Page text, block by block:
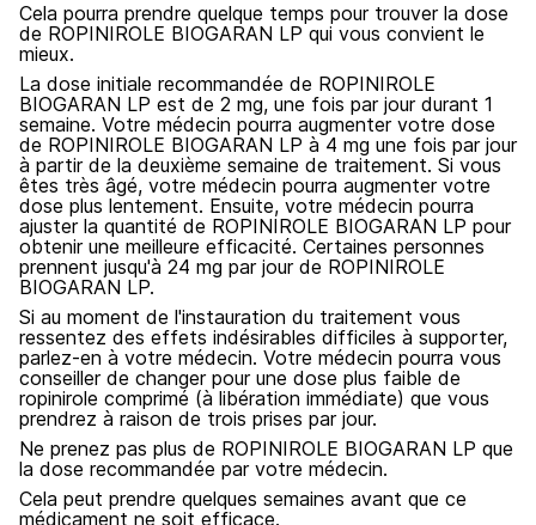
Cela pourra prendre quelque temps pour trouver la dose
de ROPINIROLE BIOGARAN LP qui vous convient le
mieux.
La dose initiale recommandée de ROPINIROLE
BIOGARAN LP est de 2 mg, une fois par jour durant 1
semaine. Votre médecin pourra augmenter votre dose
de ROPINIROLE BIOGARAN LP à 4 mg une fois par jour
à partir de la deuxième semaine de traitement. Si vous
êtes très âgé, votre médecin pourra augmenter votre
dose plus lentement. Ensuite, votre médecin pourra
ajuster la quantité de ROPINIROLE BIOGARAN LP pour
obtenir une meilleure efficacité. Certaines personnes
prennent jusqu'à 24 mg par jour de ROPINIROLE
BIOGARAN LP.
Si au moment de l'instauration du traitement vous
ressentez des effets indésirables difficiles à supporter,
parlez-en à votre médecin. Votre médecin pourra vous
conseiller de changer pour une dose plus faible de
ropinirole comprimé (à libération immédiate) que vous
prendrez à raison de trois prises par jour.
Ne prenez pas plus de ROPINIROLE BIOGARAN LP que
la dose recommandée par votre médecin.
Cela peut prendre quelques semaines avant que ce
médicament ne soit efficace.